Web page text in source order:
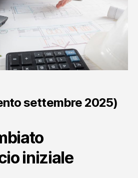
settembre 2025)
iniziale